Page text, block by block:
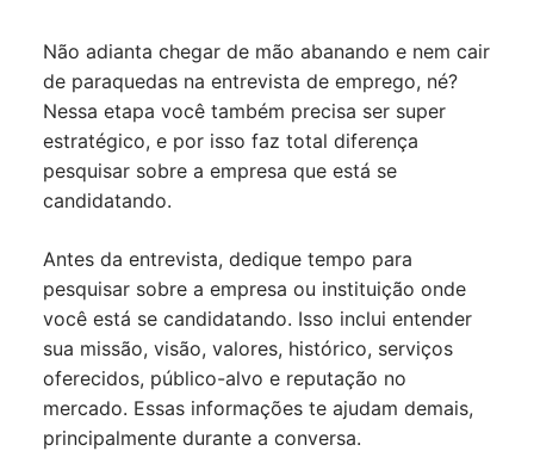
Não adianta chegar de mão abanando e nem cair
de paraquedas na entrevista de emprego, né?
Nessa etapa você também precisa ser super
estratégico, e por isso faz total diferença
pesquisar sobre a empresa que está se
candidatando.
Antes da entrevista, dedique tempo para
pesquisar sobre a empresa ou instituição onde
você está se candidatando. Isso inclui entender
sua missão, visão, valores, histórico, serviços
oferecidos, público-alvo e reputação no
mercado. Essas informações te ajudam demais,
principalmente durante a conversa.